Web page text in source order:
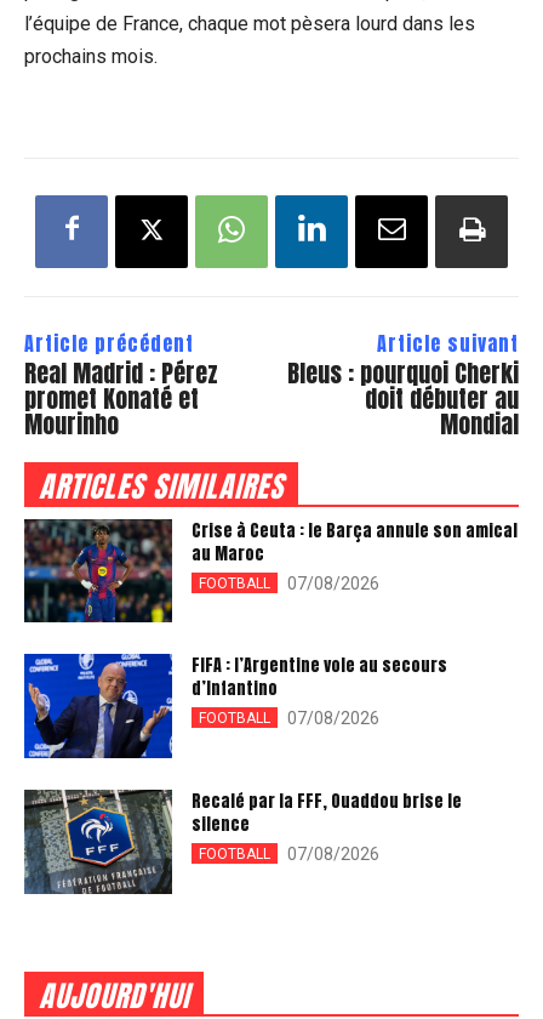
l’équipe de France, chaque mot pèsera lourd dans les
prochains mois.
Article précédent
Real Madrid : Pérez
promet Konaté et
Mourinho
Article suivant
Bleus : pourquoi Cherki
doit débuter au
Mondial
ARTICLES SIMILAIRES
Crise à Ceuta : le Barça annule son amical
au Maroc
FOOTBALL 07/08/2026
FIFA : l’Argentine vole au secours
d’Infantino
FOOTBALL 07/08/2026
Recalé par la FFF, Ouaddou brise le
silence
FOOTBALL 07/08/2026
AUJOURD'HUI